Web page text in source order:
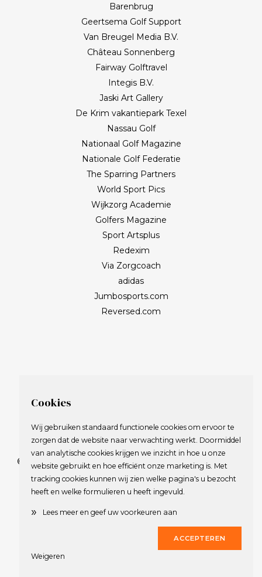
Barenbrug
Geertsema Golf Support
Van Breugel Media B.V.
Château Sonnenberg
Fairway Golftravel
Integis B.V.
Jaski Art Gallery
De Krim vakantiepark Texel
Nassau Golf
Nationaal Golf Magazine
Nationale Golf Federatie
The Sparring Partners
World Sport Pics
Wijkzorg Academie
Golfers Magazine
Sport Artsplus
Redexim
Via Zorgcoach
adidas
Jumbosports.com
Reversed.com
© 2009-2023 Nederlandse Vereniging van Golfspelende
Journalisten.
Alle rechten voorbehouden.
Privacy Statement
Deze website werd gerealiseerd doorDirk
Cookies
Wij gebruiken standaard functionele cookies om ervoor te
zorgen dat de website naar verwachting werkt. Doormiddel
van analytische cookies krijgen we inzicht in hoe u onze
website gebruikt en hoe efficiënt onze marketing is. Met
tracking cookies kunnen wij zien welke pagina's u bezocht
heeft en welke formulieren u heeft ingevuld.
» Lees meer en geef uw voorkeuren aan
ACCEPTEREN
Weigeren